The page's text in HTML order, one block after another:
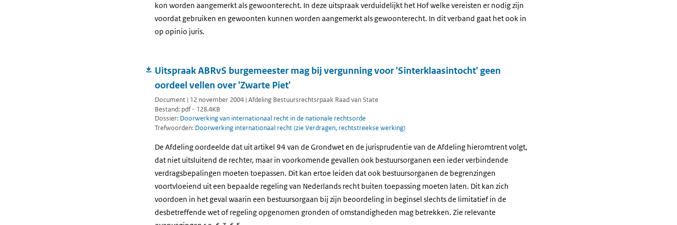
kon worden aangemerkt als gewoonterecht. In deze uitspraak verduidelijkt het Hof welke vereisten er nodig zijn
voordat gebruiken en gewoonten kunnen worden aangemerkt als gewoonterecht. In dit verband gaat het ook in
op opinio juris.
Uitspraak ABRvS burgemeester mag bij vergunning voor 'Sinterklaasintocht' geen
oordeel vellen over 'Zwarte Piet'
Document | 12 november 2004 | Afdeling Bestuursrechtsrpaak Raad van State
Bestand: pdf - 128.4KB
Dossier: Doorwerking van internationaal recht in de nationale rechtsorde
Trefwoorden: Doorwerking internationaal recht (zie Verdragen, rechtstreekse werking)
De Afdeling oordeelde dat uit artikel 94 van de Grondwet en de jurisprudentie van de Afdeling hieromtrent volgt,
dat niet uitsluitend de rechter, maar in voorkomende gevallen ook bestuursorganen een ieder verbindende
verdragsbepalingen moeten toepassen. Dit kan ertoe leiden dat ook bestuursorganen de begrenzingen
voortvloeiend uit een bepaalde regeling van Nederlands recht buiten toepassing moeten laten. Dit kan zich
voordoen in het geval waarin een bestuursorgaan bij zijn beoordeling in beginsel slechts de limitatief in de
desbetreffende wet of regeling opgenomen gronden of omstandigheden mag betrekken. Zie relevante